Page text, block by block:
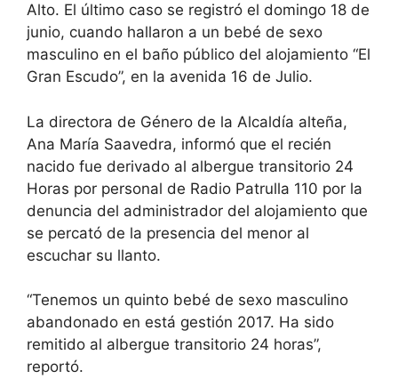
Alto. El último caso se registró el domingo 18 de
junio, cuando hallaron a un bebé de sexo
masculino en el baño público del alojamiento “El
Gran Escudo”, en la avenida 16 de Julio.
La directora de Género de la Alcaldía alteña,
Ana María Saavedra, informó que el recién
nacido fue derivado al albergue transitorio 24
Horas por personal de Radio Patrulla 110 por la
denuncia del administrador del alojamiento que
se percató de la presencia del menor al
escuchar su llanto.
“Tenemos un quinto bebé de sexo masculino
abandonado en está gestión 2017. Ha sido
remitido al albergue transitorio 24 horas”,
reportó.